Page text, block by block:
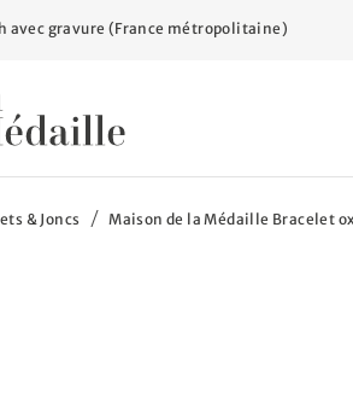
avec gravure (France métropolitaine)
& Joncs Maison de la Médaille Bracelet